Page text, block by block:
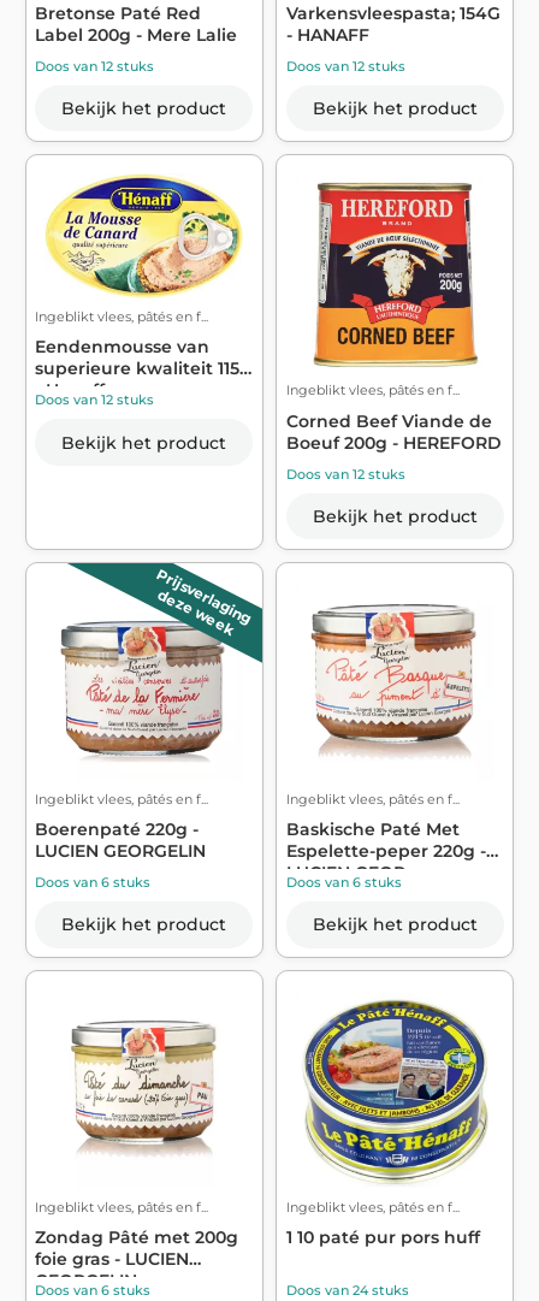
Bretonse Paté Red
Label 200g - Mere Lalie
Doos van 12 stuks
Bekijk het product
Varkensvleespasta; 154G
- HANAFF
Doos van 12 stuks
Bekijk het product
Ingeblikt vlees, pâtés en f...
Eendenmousse van
superieure kwaliteit 115g
- Henaff
Doos van 12 stuks
Bekijk het product
Ingeblikt vlees, pâtés en f...
Corned Beef Viande de
Boeuf 200g - HEREFORD
Doos van 12 stuks
Bekijk het product
Prijsverlaging
deze week
Ingeblikt vlees, pâtés en f...
Boerenpaté 220g -
LUCIEN GEORGELIN
Doos van 6 stuks
Bekijk het product
Ingeblikt vlees, pâtés en f...
Baskische Paté Met
Espelette-peper 220g -
LUCIEN GEOR...
Doos van 6 stuks
Bekijk het product
Ingeblikt vlees, pâtés en f...
Zondag Pâté met 200g
foie gras - LUCIEN
GEORGELIN
Doos van 6 stuks
Ingeblikt vlees, pâtés en f...
1 10 paté pur pors huff
Doos van 24 stuks